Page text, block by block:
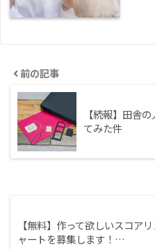
前の記事
【続報】田舎
てみた件
【無料】作って欲しいスコア
ャートを募集します！…